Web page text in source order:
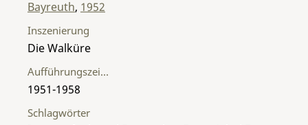
Bayreuth, 1952
Inszenierung
Die Walküre
Aufführungszeitraum
1951-1958
Schlagwörter